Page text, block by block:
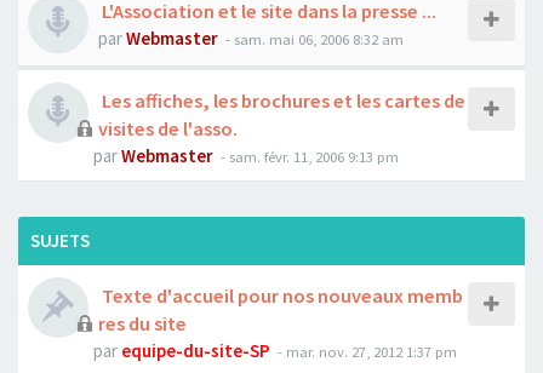
L'Association et le site dans la presse ...
parWebmaster - sam. mai 06, 2006 8:32 am
Les affiches, les brochures et les cartes de
visites de l'asso.
parWebmaster - sam. févr. 11, 2006 9:13 pm
SUJETS
Texte d'accueil pour nos nouveaux memb
res du site
par equipe-du-site-SP - mar. nov. 27, 2012 1:37 pm